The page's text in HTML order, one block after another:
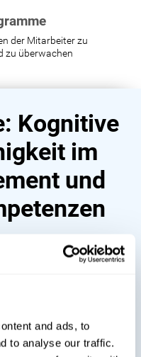
and ads, to
to analyse our traffic.
der Mitarbeiter zu
zu überwachen
Kognitive
im
und